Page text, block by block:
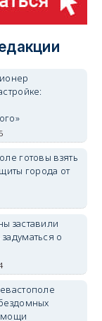
готовы взять
города от
заставили
о